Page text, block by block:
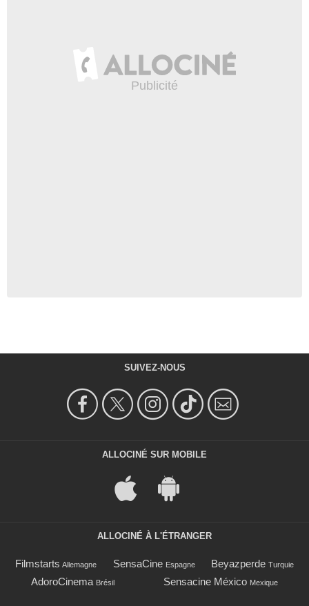
SUIVEZ-NOUS
ALLOCINÉ SUR MOBILE
ALLOCINÉ À L'ÉTRANGER
Filmstarts Allemagne SensaCine Espagne Beyazperde Turquie
AdoroCinema Brésil Sensacine México Mexique